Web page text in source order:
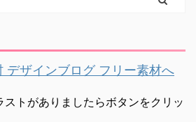
トがありましたらボタンをクリッ